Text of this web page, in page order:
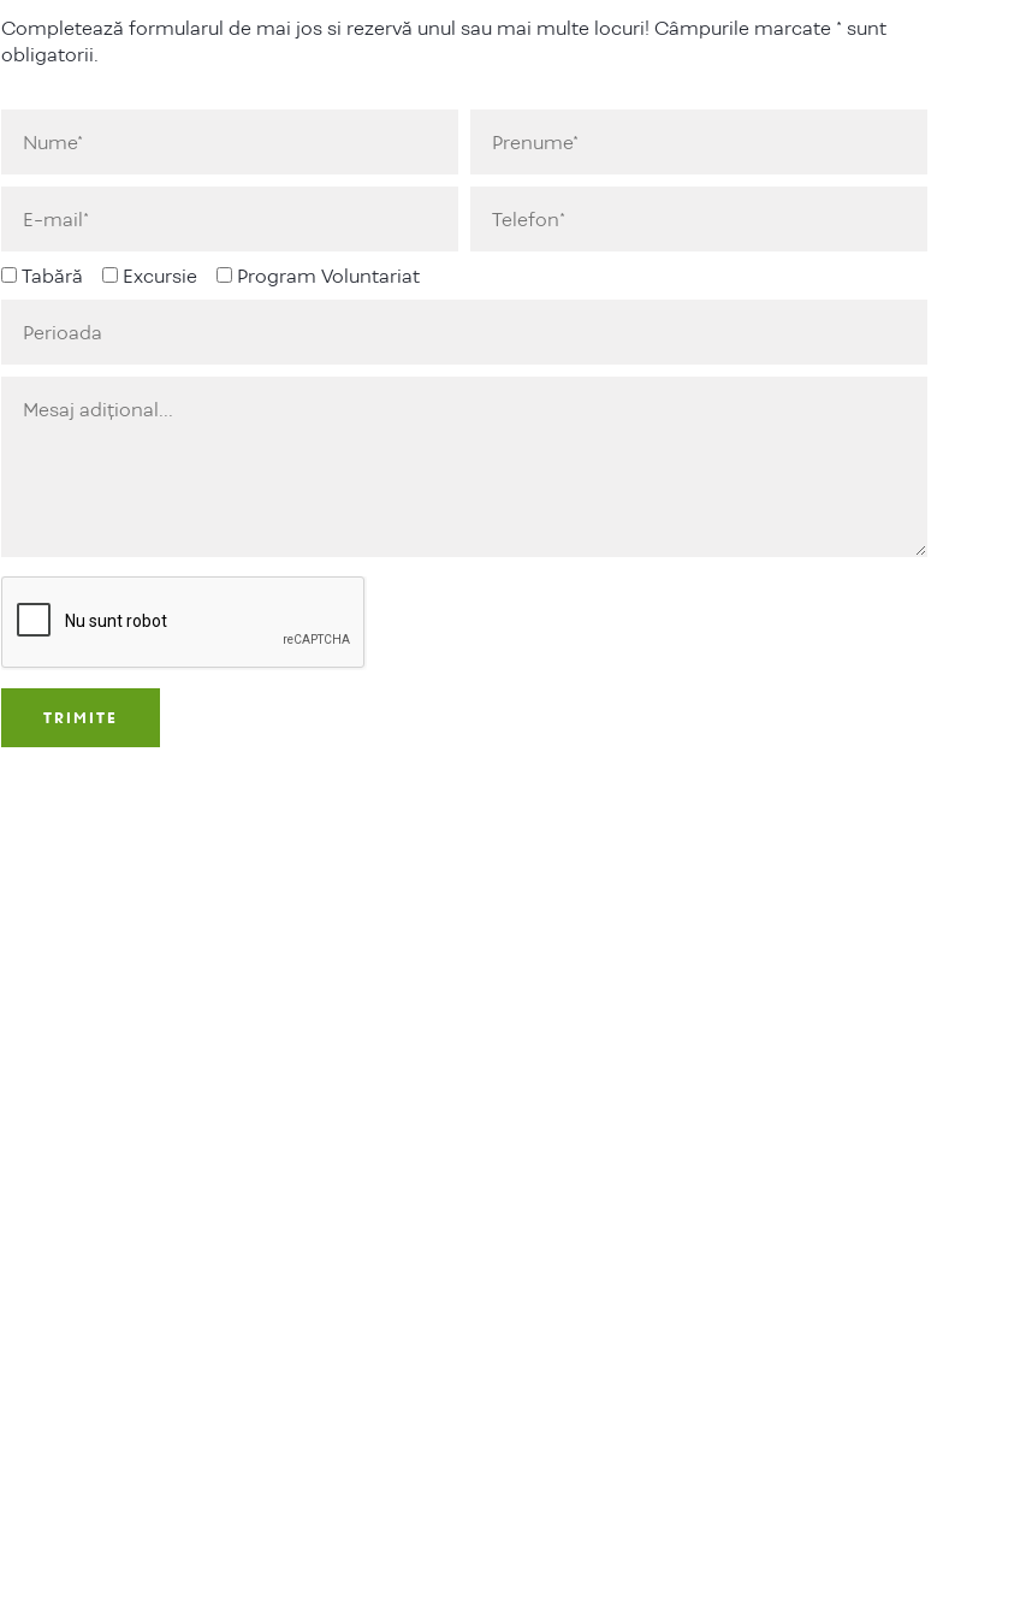
Completează formularul de mai jos si rezervă unul sau mai multe locuri! Câmpurile marcate * sunt
obligatorii.
Tabără Excursie Program Voluntariat